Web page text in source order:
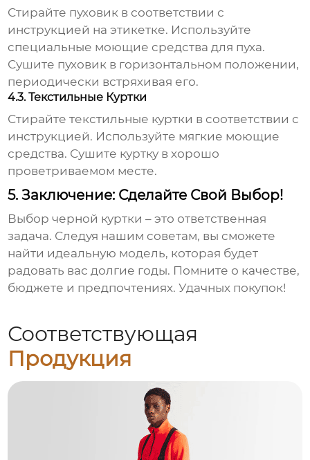
Стирайте пуховик в соответствии с
инструкцией на этикетке. Используйте
специальные моющие средства для пуха.
Сушите пуховик в горизонтальном положении,
периодически встряхивая его.
4.3. Текстильные Куртки
Стирайте текстильные куртки в соответствии с
инструкцией. Используйте мягкие моющие
средства. Сушите куртку в хорошо
проветриваемом месте.
5. Заключение: Сделайте Свой Выбор!
Выборчерной куртки – это ответственная
задача. Следуя нашим советам, вы сможете
найти идеальную модель, которая будет
радовать вас долгие годы. Помните о качестве,
бюджете и предпочтениях. Удачных покупок!
Соответствующая
Продукция